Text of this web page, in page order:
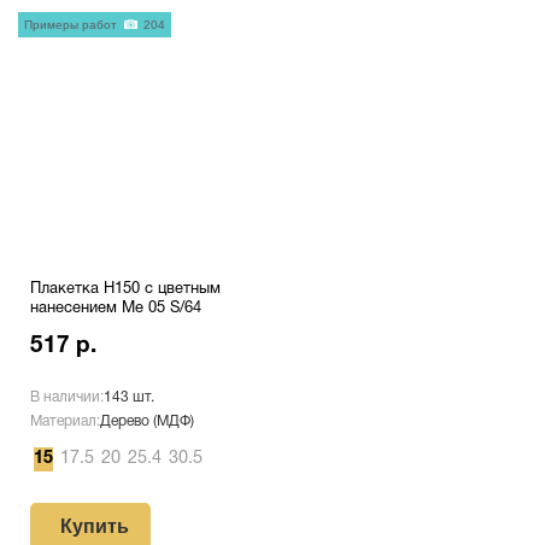
Плакетка H150 с цветным
нанесением Me 05 S/64
517 р.
В наличии:143 шт.
Материал:Дерево (МДФ)
15 17.5 20 25.4 30.5
Купить
Примеры работ 204